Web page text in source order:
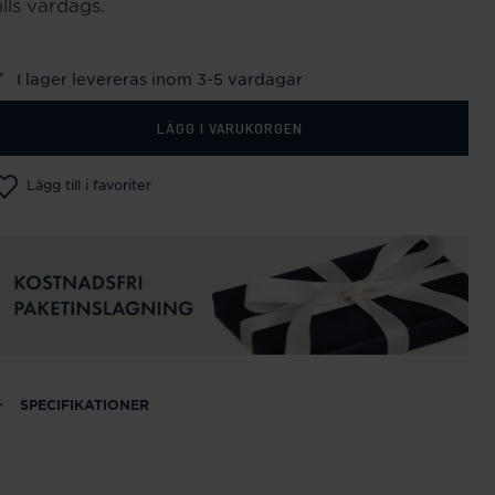
vardags.
I lager levereras inom 3-5 vardagar
LÄGG I VARUKORGEN
Lägg till i favoriter
SPECIFIKATIONER